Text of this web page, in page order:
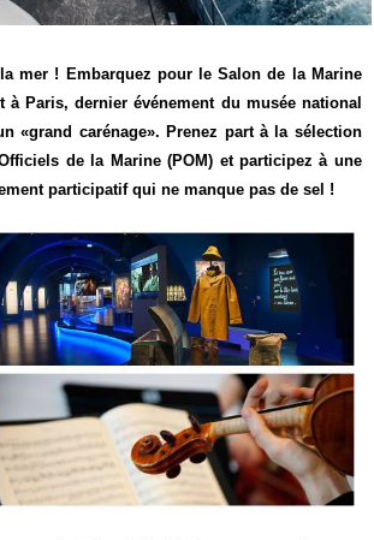
mer ! Embarquez pour le Salon de la Marine
à Paris, dernier événement du musée national
«grand carénage». Prenez part à la sélection
de la Marine (POM) et participez à une
participatif qui ne manque pas de sel !